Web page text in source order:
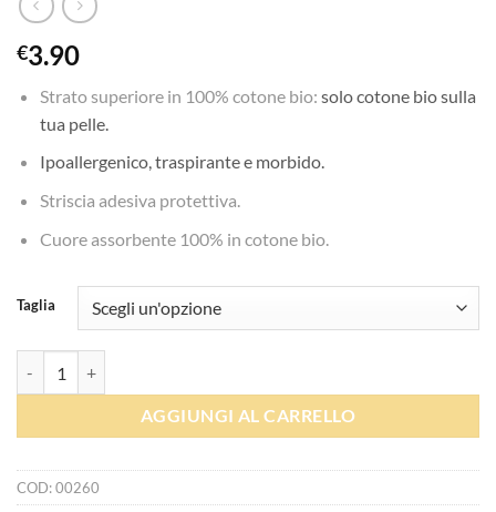
€3.90
Strato superiore in 100% cotone bio: solo cotone bio sulla
tua pelle.
Ipoallergenico, traspirante e morbido.
Striscia adesiva protettiva.
Cuore assorbente 100% in cotone bio.
Taglia
AGGIUNGI AL CARRELLO
COD:00260